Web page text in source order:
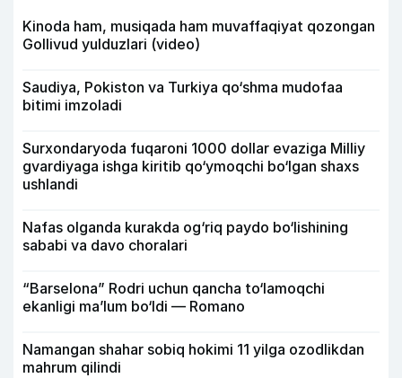
Kinoda ham, musiqada ham muvaffaqiyat qozongan
Gollivud yulduzlari (video)
Saudiya, Pokiston va Turkiya qo‘shma mudofaa
bitimi imzoladi
Surxondaryoda fuqaroni 1000 dollar evaziga Milliy
gvardiyaga ishga kiritib qo‘ymoqchi bo‘lgan shaxs
ushlandi
Nafas olganda kurakda og‘riq paydo bo‘lishining
sababi va davo choralari
“Barselona” Rodri uchun qancha to‘lamoqchi
ekanligi ma’lum bo‘ldi — Romano
Namangan shahar sobiq hokimi 11 yilga ozodlikdan
mahrum qilindi